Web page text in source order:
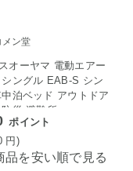
メン堂
オーヤマ 電動エアー
ングル EAB-S シン
泊ベッド アウトドア
災 避難所
ポイント
円 )
品を安い順で見る